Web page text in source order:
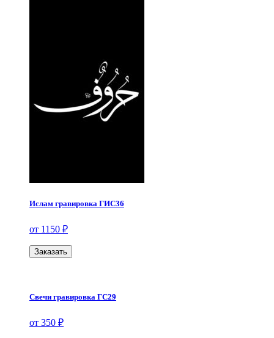
Ислам гравировка ГИС36
от 1150 ₽
Заказать
Свечи гравировка ГС29
от 350 ₽